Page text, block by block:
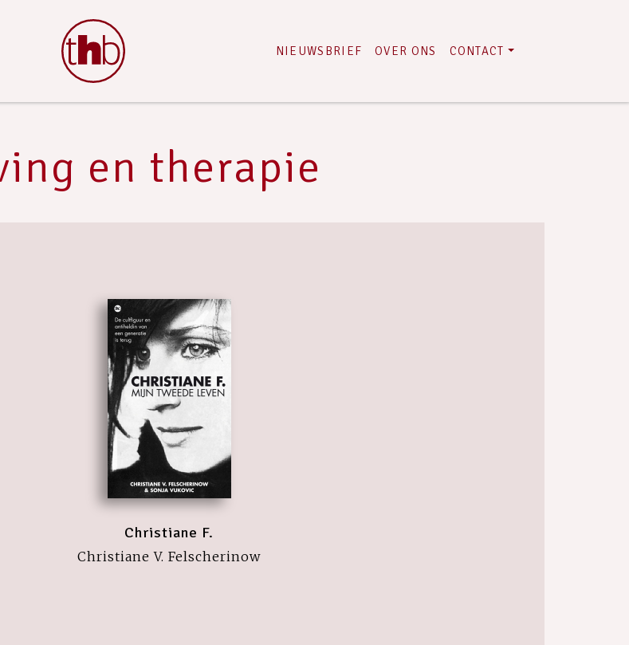
NIEUWSBRIEF OVER ONS CONTACT
en therapie
Christiane F.
Christiane V. Felscherinow